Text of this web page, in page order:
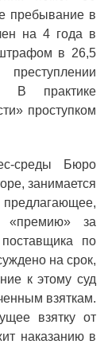
пребывание в
на 4 года в
в 26,5
В практике
проступком
среды Бюро
занимается
за
по
на срок,
к этому суд
взяткам.
взятку от
наказанию в